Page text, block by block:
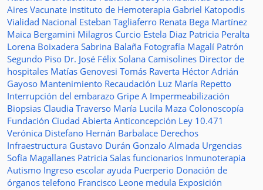
Aires Vacunate Instituto de Hemoterapia Gabriel Katopodis
Vialidad Nacional Esteban Tagliaferro Renata Bega Martínez
Maica Bergamini Milagros Curcio Estela Diaz Patricia Peralta
Lorena Boixadera Sabrina Balaña Fotografía Magalí Patrón
Segundo Piso Dr. José Félix Solana Camisolines Director de
hospitales Matías Genovesi Tomás Raverta Héctor Adrián
Gayoso Mantenimiento Recaudación Luz María Repetto
Interrupción del embarazo Gripe A Impermeabilización
Biopsias Claudia Traverso María Lucila Maza Colonoscopía
Fundación Ciudad Abierta Anticoncepción Ley 10.471
Verónica Distefano Hernán Barbalace Derechos
Infraestructura Gustavo Durán Gonzalo Almada Urgencias
Sofía Magallanes Patricia Salas funcionarios Inmunoterapia
Autismo Ingreso escolar ayuda Puerperio Donación de
órganos telefono Francisco Leone medula Exposición